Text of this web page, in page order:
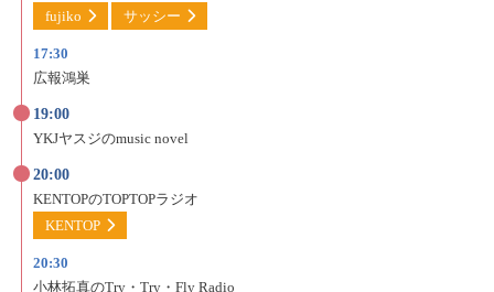
fujiko
サッシー
17:30
広報鴻巣
19:00
YKJヤスジのmusic novel
20:00
KENTOPのTOPTOPラジオ
KENTOP
20:30
小林拓真のTry・Try・Fly Radio